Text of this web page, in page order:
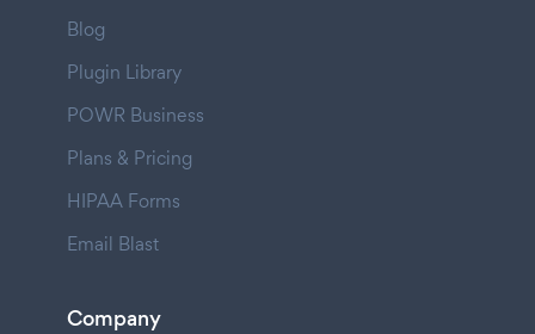
Blog
Plugin Library
POWR Business
Plans & Pricing
HIPAA Forms
Email Blast
Company